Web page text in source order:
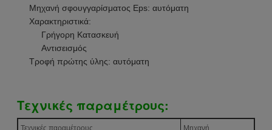
Μηχανή σφουγγαρίσματος Eps: αυτόματη
Χαρακτηριστικά:
Γρήγορη Κατασκευή
Αντισεισμός
Τροφή πρώτης ύλης: αυτόματη
Τεχνικές παραμέτρους:
Τεχνικές παραμέτρους
Μηχανή